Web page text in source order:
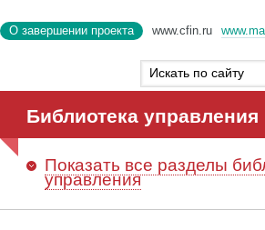
О завершении проекта www.cfin.ru
Библиотека управления
Показать все разделы
управления